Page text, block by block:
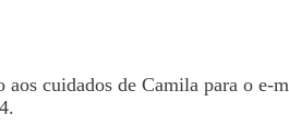
aos cuidados de Camila para o e-